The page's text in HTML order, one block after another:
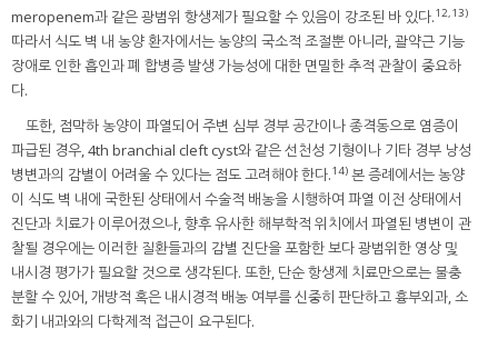
meropenem과 같은 광범위 항생제가 필요할 수 있음이 강조된 바 있다.12,13)
따라서 식도 벽 내 농양 환자에서는 농양의 국소적 조절뿐 아니라, 괄약근 기능
장애로 인한 흡인과 폐 합병증 발생 가능성에 대한 면밀한 추적 관찰이 중요하
다.
또한, 점막하 농양이 파열되어 주변 심부 경부 공간이나 종격동으로 염증이
파급된 경우, 4th branchial cleft cyst와 같은 선천성 기형이나 기타 경부 낭성
병변과의 감별이 어려울 수 있다는 점도 고려해야 한다.14) 본 증례에서는 농양
이 식도 벽 내에 국한된 상태에서 수술적 배농을 시행하여 파열 이전 상태에서
진단과 치료가 이루어졌으나, 향후 유사한 해부학적 위치에서 파열된 병변이 관
찰될 경우에는 이러한 질환들과의 감별 진단을 포함한 보다 광범위한 영상 및
내시경 평가가 필요할 것으로 생각된다. 또한, 단순 항생제 치료만으로는 불충
분할 수 있어, 개방적 혹은 내시경적 배농 여부를 신중히 판단하고 흉부외과, 소
화기 내과와의 다학제적 접근이 요구된다.